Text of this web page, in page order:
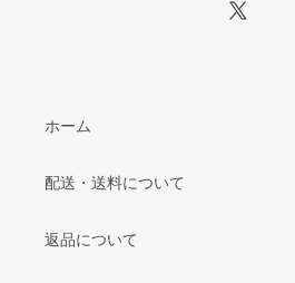
ホーム
配送・送料について
返品について